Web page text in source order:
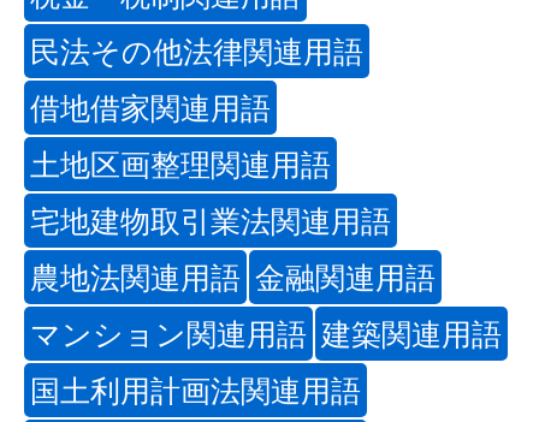
民法その他法律関連用語
借地借家関連用語
土地区画整理関連用語
宅地建物取引業法関連用語
農地法関連用語 金融関連用語
マンション関連用語 建築関連用語
国土利用計画法関連用語